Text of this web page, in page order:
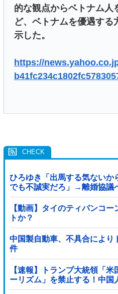
的な観点からベトナム人
ど、ベトナムを優遇する
示した。
https://
ひろゆき「出馬する気ないか
でも不誠実だろ」→離婚協議
【動画】タイのティパンコ
トか？
中国製自動車、不具合により
件
【速報】トランプ大統領「
ーリズム」を禁止する！中国
しに来るのはおかしい！」ｗ